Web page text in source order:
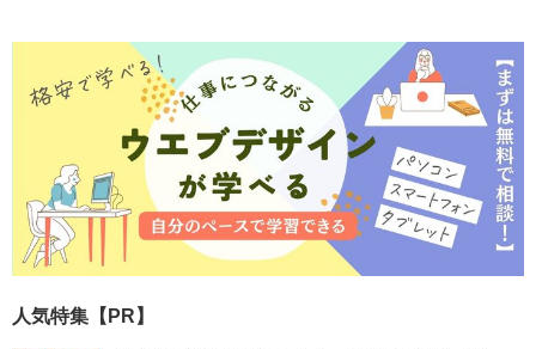
人気特集【PR】